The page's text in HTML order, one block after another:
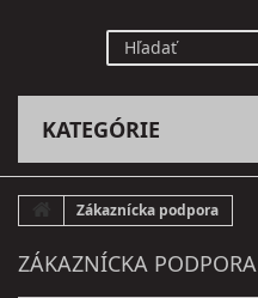
KATEGÓRIE
Zákaznícka podpora
ZÁKAZNÍCKA